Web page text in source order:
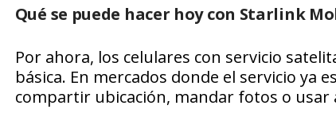
Qué se puede hacer hoy con Starlink
Por ahora, los celulares con servicio
básica. En mercados donde el servicio ya
compartir ubicación, mandar fotos o usar